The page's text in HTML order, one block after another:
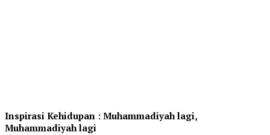
Inspirasi Kehidupan : Muhammadiyah lagi,
Muhammadiyah lagi